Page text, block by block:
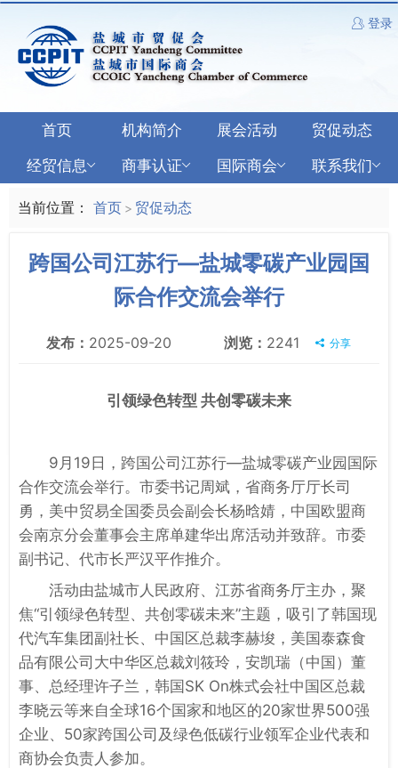
登录
首页 机构简介 展会活动
贸促动态
经贸信息
商事认证 国际商会 联系我们
当前位置： 首页 > 贸促动态
跨国公司江苏行—盐城零碳产业园国
际合作交流会举行
发布： 2025-09-20 浏览： 2241 分享
引领绿色转型 共创零碳未来
9月19日，跨国公司江苏行—盐城零碳产业园国际
合作交流会举行。市委书记周斌，省商务厅厅长司
勇，美中贸易全国委员会副会长杨晗婧，中国欧盟商
会南京分会董事会主席单建华出席活动并致辞。市委
副书记、代市长严汉平作推介。
活动由盐城市人民政府、江苏省商务厅主办，聚
焦“引领绿色转型、共创零碳未来”主题，吸引了韩国现
代汽车集团副社长、中国区总裁李赫埈，美国泰森食
品有限公司大中华区总裁刘筱玲，安凯瑞（中国）董
事、总经理许子兰，韩国SK On株式会社中国区总裁
李晓云等来自全球16个国家和地区的20家世界500强
企业、50家跨国公司及绿色低碳行业领军企业代表和
商协会负责人参加。